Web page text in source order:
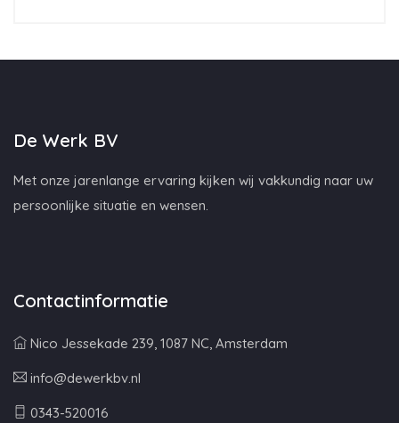
De Werk BV
Met onze jarenlange ervaring kijken wij vakkundig naar uw
persoonlijke situatie en wensen.
Contactinformatie
Nico Jessekade 239, 1087 NC, Amsterdam
info@dewerkbv.nl
0343-520016